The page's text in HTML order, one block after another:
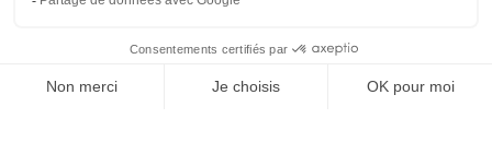
Anti rongeurs